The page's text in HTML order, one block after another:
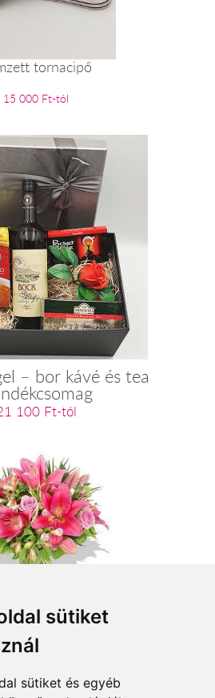
sütiket
sütiket és egyéb
tornacipő
15 000 Ft-tól
– bor kávé és tea
100 Ft-tól
mérges?
28 800 Ft-tól